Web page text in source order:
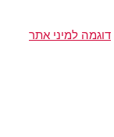
דוגמה למיני אתר